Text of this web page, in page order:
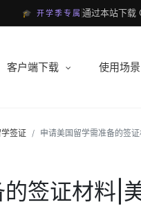
🎓 开学季专属 通过本站下载
客户端下载 使用场景
签证 申请美国留学需准备的签
签证材料|